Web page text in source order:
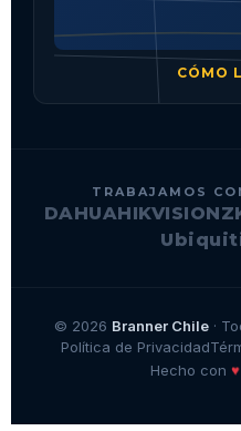
CÓMO
TRABAJAMOS
DAHUAHIKVISION
© 2026 Branner Chile·
Política de Privacidad
Hecho con ♥